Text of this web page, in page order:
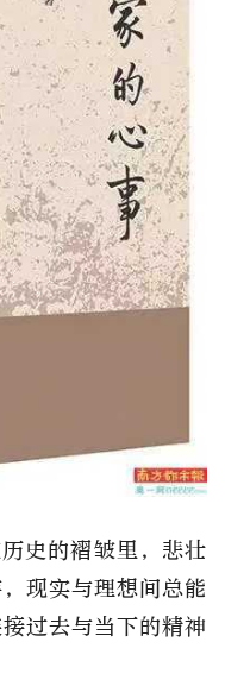
史的褶皱里，悲壮
现实与理想间总能
过去与当下的精神